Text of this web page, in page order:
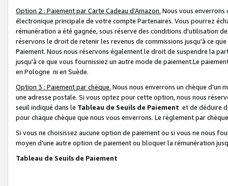
Option 2 : Paiement par Carte Cadeau d’Amazon. Nous vous
électronique principale de votre compte Partenaires. Vous pourrez
rémunération a été gagnée, sous réserve des conditions d'utilisation
réservons le droit de retenir les revenus de commissions jusqu'à ce
Paiement. Nous nous réservons également le droit de suspendre la
jusqu'à ce que vous fournissiez un autre mode de paiement.Le
en Pologne ni en Suède.
Option 3 : Paiement par chèque. Nous nous enverrons un chèque d'un
une adresse postale. Si vous optez pour cette option, nous nous
seuil indiqué dans le Tableau de Seuils de Paiement et de déduire
pour chaque chèque que nous vous enverrons. Le règlement par
Si vous ne choisissez aucune option de paiement ou si vous ne nous
moyen d’une autre option de paiement ou bloquer la rémunération
Tableau de Seuils de Paiement